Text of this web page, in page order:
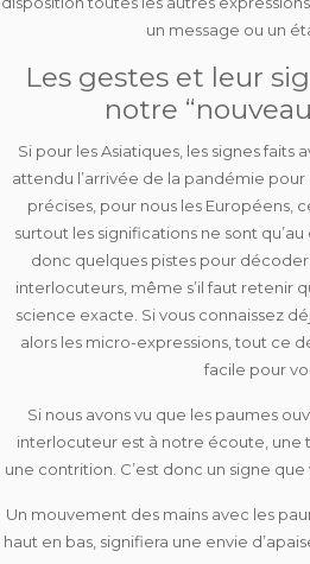
un message ou un
Les gestes et leur
notre
Si pour les Asiatiques, les signes faits
attendu l’arrivée de la pandémie
précises, pour nous les Européens,
surtout les significations ne sont
donc quelques pistes pour
interlocuteurs, même s’il faut retenir
science exacte. Si vous connaissez
alors les micro-expressions, tout ce
facile pour
Si nous avons vu que les paumes
interlocuteur est à notre écoute, une
une contrition. C’est donc un signe
Un mouvement des mains avec les
haut en bas, signifiera une envie